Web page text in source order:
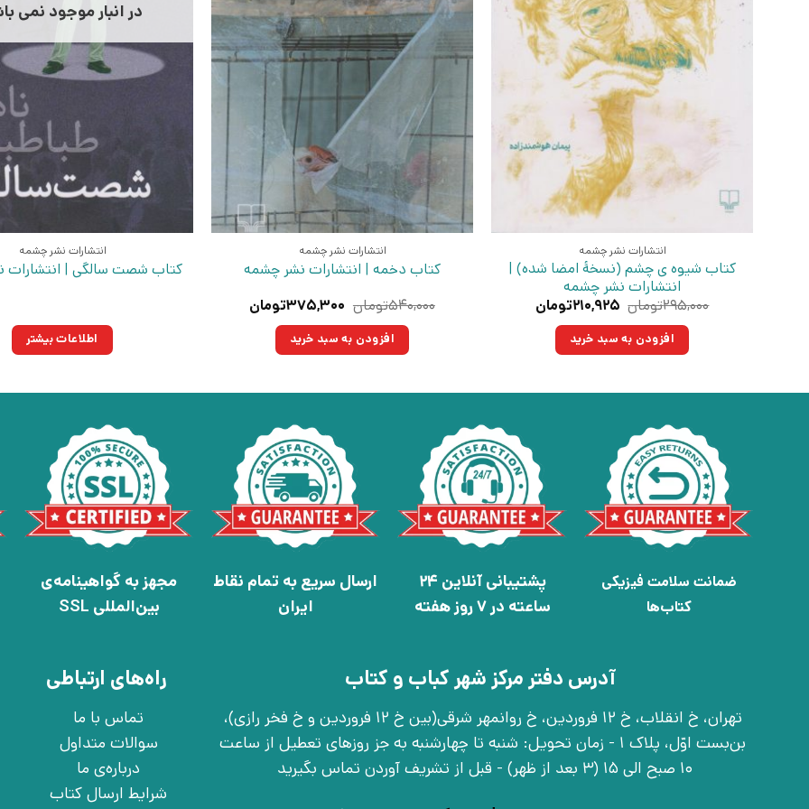
انتشارات نشر چشمه
کتاب شیوه ی چشم (نسخهٔ امضا شده) |
انتشارات نشر چشمه
۲۹۵,۰۰۰تومان قیمت
۲۹۵,۰۰۰تومان
بود.
۲۱۰,۹۲۵تومان
افزودن به سبد خرید
انتشارات نشر چشمه
کتاب دخمه | انتشارات نشر چشمه
۵۴۰,۰۰۰تومان قیمت
۵۴۰,۰۰۰تومان
بود.
۳۷۵,۳۰۰تومانقیمت
افزودن به سبد خرید
در انبار موجود نمی
انتشارات نشر چشمه
کتاب شصت سالگی | انتشارات
اطلاعات بیشتر
ضمانت سلامت فیزیکی
کتاب‌ها
پشتیبانی آنلاین 24
ساعته در 7 روز هفته
ارسال سریع به تمام نقاط
ایران
مجهز به گواهینامه‌ی
بین‌المللی SSL
آدرس دفتر مرکز شهر کباب و کتاب
تهران، خ انقلاب، خ 12 فروردین، خ روانمهر شرقی(بین خ 12 فروردین و خ فخر رازی)،
بن‌بست اوّل، پلاک 1 - زمان تحویل: شنبه تا چهارشنبه به جز روزهای تعطیل از ساعت
10 صبح الی 15 (3 بعد از ظهر) - قبل از تشریف آوردن تماس بگیرید
راه‌های ارتباطی
تماس با ما
سوالات متداول
درباره‌ی ما
شرایط ارسال کتاب